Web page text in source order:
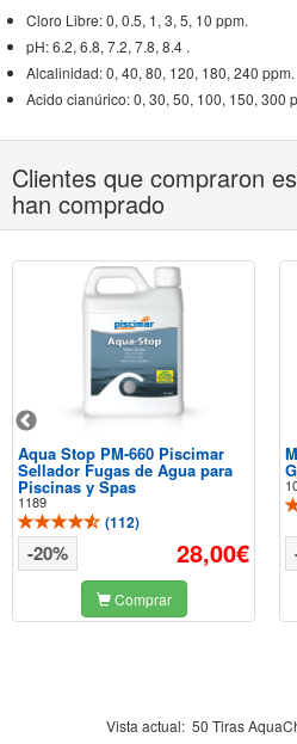
Cloro Libre: 0, 0.5, 1, 3, 5, 10 ppm.
pH: 6.2, 6.8, 7.2, 7.8, 8.4 .
Alcalinidad: 0, 40, 80, 120, 180, 240 ppm.
Acido cianúrico: 0, 30, 50, 100, 150, 300
Clientes que compraron
han comprado
Aqua Stop PM-660 Piscimar
Sellador Fugas de Agua para
Piscinas y Spas
1189
(112)
28,00€
-20%
Comprar
Vista actual: 50 Tiras